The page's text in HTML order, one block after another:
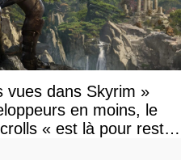
vues dans Skyrim »
en moins, le
« est là pour rester